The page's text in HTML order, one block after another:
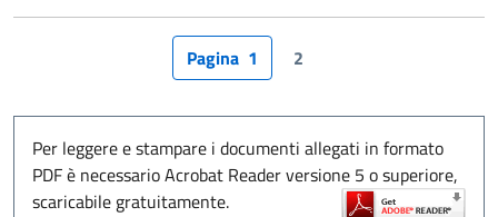
Pagina 1
Per leggere e stampare i documenti allegati in formato
PDF è necessario Acrobat Reader versione 5 o superiore,
scaricabile gratuitamente.